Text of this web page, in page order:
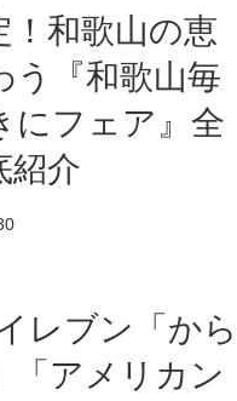
！和歌山の恵
う『和歌山毎
にフェア』全
紹介
レブン「から
「アメリカン